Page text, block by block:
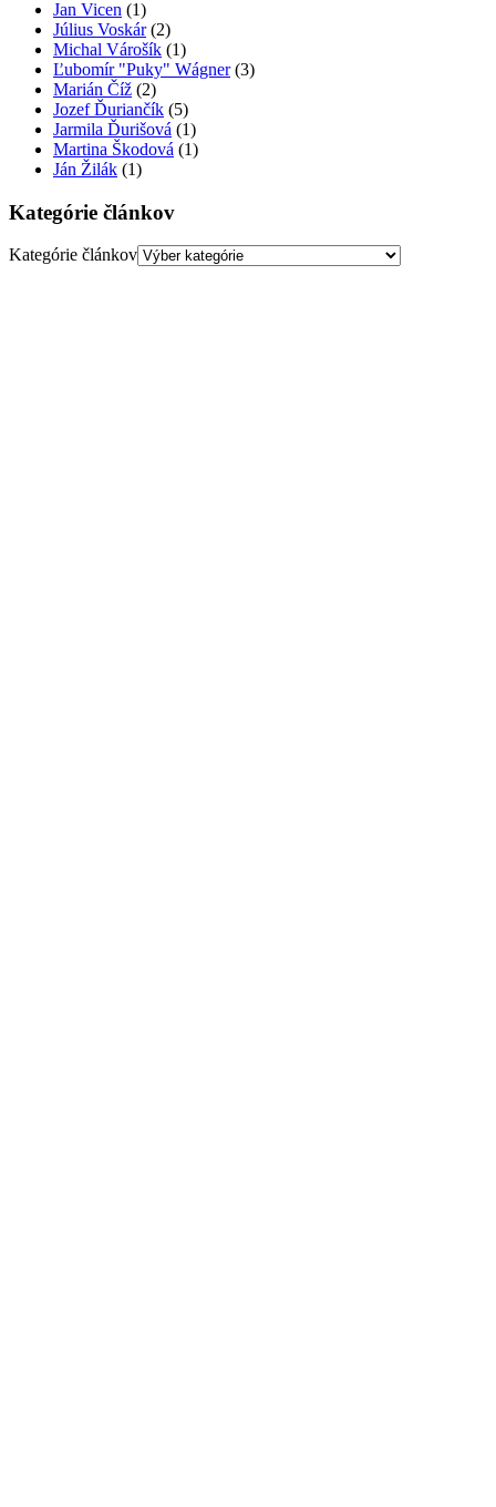
Jan Vicen (1)
Július Voskár(2)
Michal Várošík (1)
Ľubomír "Puky" Wágner(3)
Marián Číž (2)
Jozef Ďuriančík (5)
Jarmila Ďurišová (1)
Martina Škodová (1)
Ján Žilák (1)
Kategórie článkov
Kategórie článkov